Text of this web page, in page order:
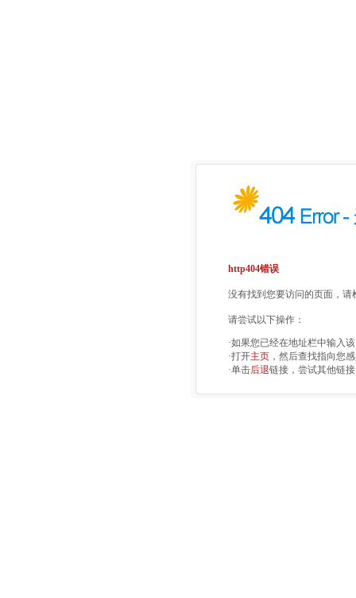
http404错误
没有找到您要访问的页面，请
请尝试以下操作：
·如果您已经在地址栏中输入
·打开主页 ，然后查找指向您
·单击后退链接，尝试其他链